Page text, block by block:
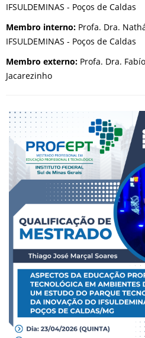
IFSULDEMINAS - Poços de Caldas
Membro interno: Profa. Dra.
IFSULDEMINAS - Poços de Caldas
Membro externo: Profa. Dra.
Jacarezinho